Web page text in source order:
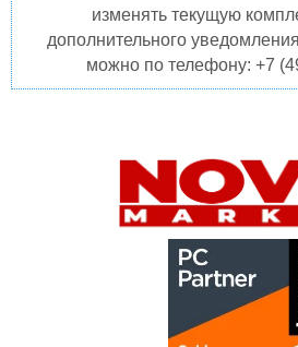
изменять текущую
дополнительного
можно по телефону: +7